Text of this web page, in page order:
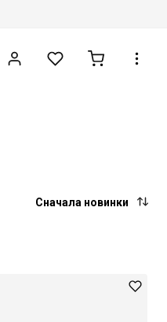
Сначала новинки